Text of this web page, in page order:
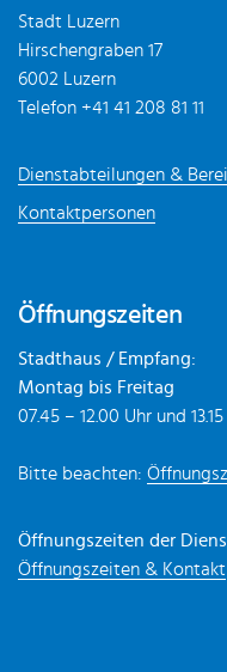
Stadt Luzern
Hirschengraben 17
6002 Luzern
Telefon +41 41 208 81 11
Dienstabteilungen &
Kontaktpersonen
Öffnungszeiten
Stadthaus / Empfang:
Montag bis Freitag
07.45 – 12.00 Uhr und
Bitte beachten:
Öffnungszeiten der
Öffnungszeiten & Kontakt